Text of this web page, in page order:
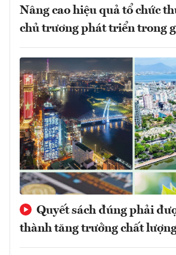
Nâng cao hiệu quả tổ chức
chủ trương phát triển trong
Quyết sách đúng phải
thành tăng trưởng chất